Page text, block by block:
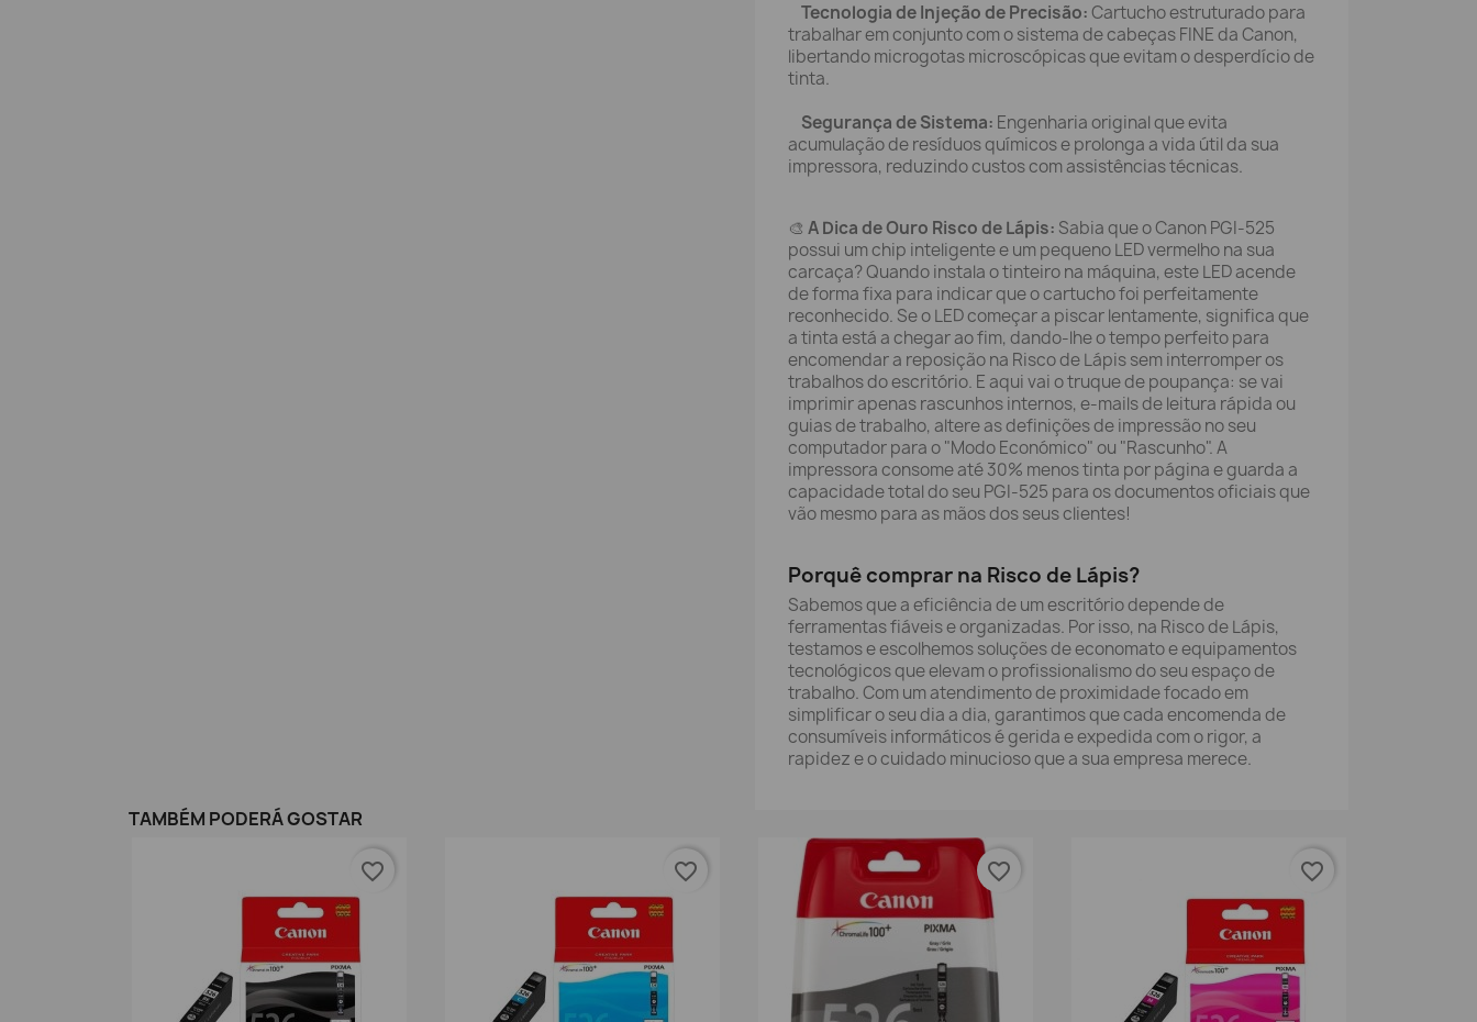
Tecnologia de Injeção de Precisão:Cartucho estruturado para
trabalhar em conjunto com o sistema de cabeças FINE da Canon,
libertando microgotas microscópicas que evitam o desperdício de
tinta.
Segurança de Sistema: Engenharia original que evita
acumulação de resíduos químicos e prolonga a vida útil da sua
impressora, reduzindo custos com assistências técnicas.
🎨 A Dica de Ouro Risco de Lápis: Sabia que o Canon PGI-525
possui um chip inteligente e um pequeno LED vermelho na sua
carcaça? Quando instala o tinteiro na máquina, este LED acende
de forma fixa para indicar que o cartucho foi perfeitamente
reconhecido. Se o LED começar a piscar lentamente, significa que
a tinta está a chegar ao fim, dando-lhe o tempo perfeito para
encomendar a reposição na Risco de Lápis sem interromper os
trabalhos do escritório. E aqui vai o truque de poupança: se vai
imprimir apenas rascunhos internos, e-mails de leitura rápida ou
guias de trabalho, altere as definições de impressão no seu
computador para o "Modo Económico" ou "Rascunho". A
impressora consome até 30% menos tinta por página e guarda a
capacidade total do seu PGI-525 para os documentos oficiais que
vão mesmo para as mãos dos seus clientes!
Porquê comprar na Risco de Lápis?
Sabemos que a eficiência de um escritório depende de
ferramentas fiáveis e organizadas. Por isso, na Risco de Lápis,
testamos e escolhemos soluções de economato e equipamentos
tecnológicos que elevam o profissionalismo do seu espaço de
trabalho. Com um atendimento de proximidade focado em
simplificar o seu dia a dia, garantimos que cada encomenda de
consumíveis informáticos é gerida e expedida com o rigor, a
rapidez e o cuidado minucioso que a sua empresa merece.
TAMBÉM PODERÁ GOSTAR
favorite_border favorite_border favorite_border favorite_border